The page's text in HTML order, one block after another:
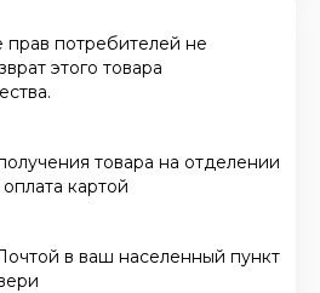
прав потребителей не
этого товара
товара на отделении
картой
в ваш населенный пункт